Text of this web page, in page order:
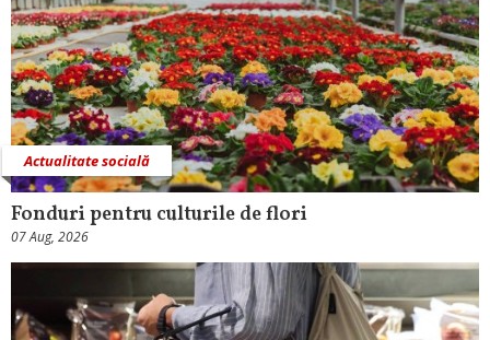
Actualitate socială
Fonduri pentru culturile de flori
07 Aug, 2026